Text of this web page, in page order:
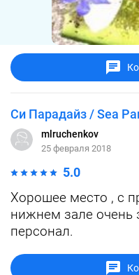
Си Парадайз / Sea
mlruchenkov
25 февраля 2018
5.0
Хорошее место , с
нижнем зале
персонал.